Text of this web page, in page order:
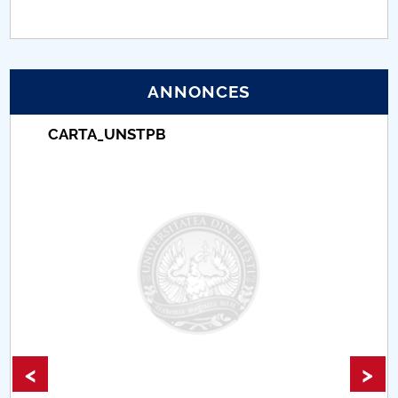
PNRR
Comisie de etica unversitară
Accesibilitate pentru studenții cu dizabilități
ANNONCES
CARTA_UNSTPB
< >